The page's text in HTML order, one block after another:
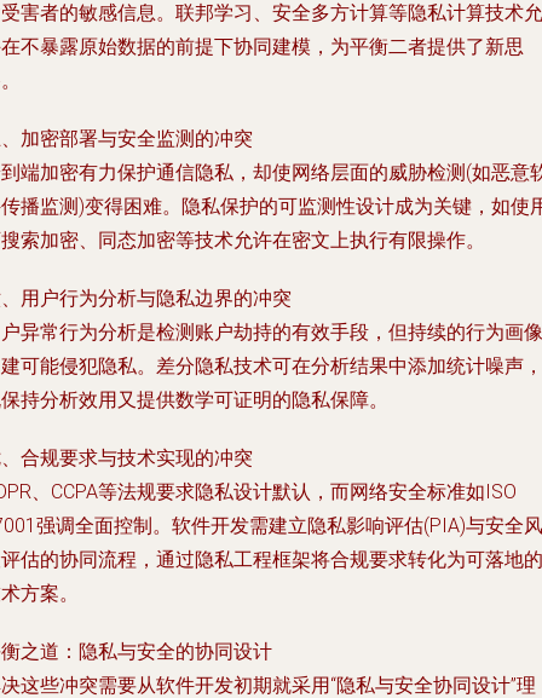
害者的敏感信息。联邦学习、安全多方计算等隐私计算技术允
不暴露原始数据的前提下协同建模，为平衡二者提供了新思
加密部署与安全监测的冲突
端加密有力保护通信隐私，却使网络层面的威胁检测(如恶意
播监测)变得困难。隐私保护的可监测性设计成为关键，如使
索加密、同态加密等技术允许在密文上执行有限操作。
用户行为分析与隐私边界的冲突
异常行为分析是检测账户劫持的有效手段，但持续的行为画像
可能侵犯隐私。差分隐私技术可在分析结果中添加统计噪声，
持分析效用又提供数学可证明的隐私保障。
合规要求与技术实现的冲突
、CCPA等法规要求隐私设计默认，而网络安全标准如ISO
强调全面控制。软件开发需建立隐私影响评估(PIA)与安全风
估的协同流程，通过隐私工程框架将合规要求转化为可落地的
方案。
之道：隐私与安全的协同设计
这些冲突需要从软件开发初期就采用“隐私与安全协同设计”理